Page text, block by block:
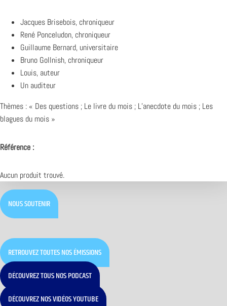
Jacques Brisebois, chroniqueur
René Ponceludon, chroniqueur
Guillaume Bernard, universitaire
Bruno Gollnish, chroniqueur
Louis, auteur
Un auditeur
Thèmes : « Des questions ; Le livre du mois ; L’anecdote du mois ; Les
blagues du mois »
Référence :
Aucun produit trouvé.
NOUS SOUTENIR
RETROUVEZ TOUTES NOS ÉMISSIONS
DÉCOUVREZ TOUS NOS PODCAST
DÉCOUVREZ NOS VIDÉOS YOUTUBE